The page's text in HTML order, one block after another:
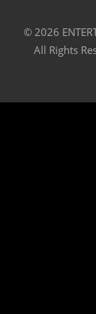
© 2026
All Rights